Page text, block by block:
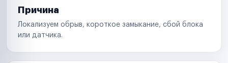
Причина
Локализуем обрыв, короткое замыкание, сбой блока
или датчика.